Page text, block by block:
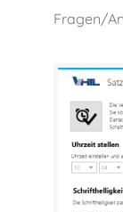
Fragen/